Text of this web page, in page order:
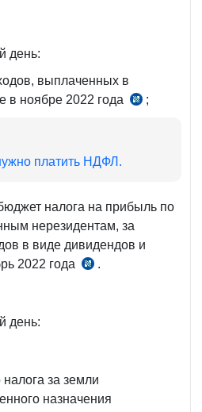
день:
выплаченных в
в ноябре 2022 года
ч.;
платить НДФЛ.
налога на прибыль по
нерезидентам, за
в виде дивидендов и
2022 года
п.
.
день:
за земли
назначения